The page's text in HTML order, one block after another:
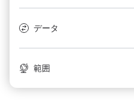
データ
範囲